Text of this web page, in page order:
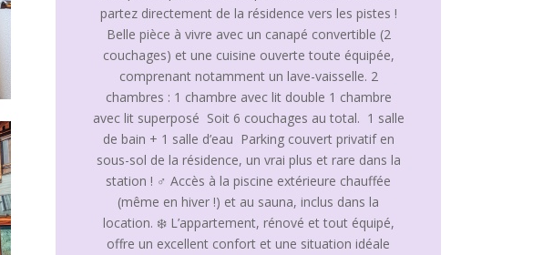
partez directement de la résidence vers les pistes !
Belle pièce à vivre avec un canapé convertible (2
couchages) et une cuisine ouverte toute équipée,
comprenant notamment un lave-vaisselle. 2
chambres : 1 chambre avec lit double 1 chambre
avec lit superposé Soit 6 couchages au total. 1 salle
de bain + 1 salle d’eau Parking couvert privatif en
sous-sol de la résidence, un vrai plus et rare dans la
station ! ‍♂️ Accès à la piscine extérieure chauffée
(même en hiver !) et au sauna, inclus dans la
location. ❄️ L’appartement, rénové et tout équipé,
offre un excellent confort et une situation idéale